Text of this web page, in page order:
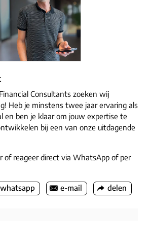
Consultants zoeken wij
Heb je minstens twee jaar ervaring als
en ben je klaar om jouw expertise te
bij een van onze uitdagende
of reageer direct via WhatsApp of per
whatsapp e-mail delen